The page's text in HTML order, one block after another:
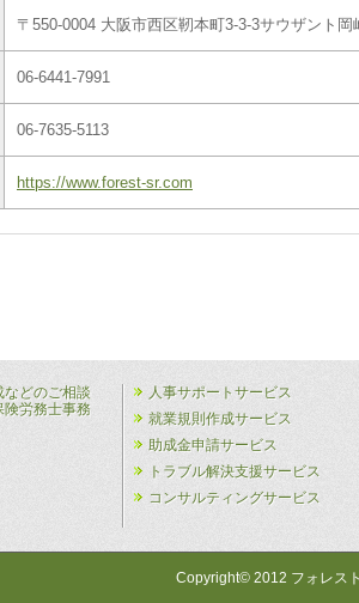
〒550-0004 大阪市西区靭本町3-3-3サウザント岡
06-6441-7991
06-7635-5113
https://www.forest-sr.com
などのご相談
険労務士事務
人事サポートサービス
就業規則作成サービス
助成金申請サービス
トラブル解決支援サービス
コンサルティングサービス
Copyright© 2012 フォレス